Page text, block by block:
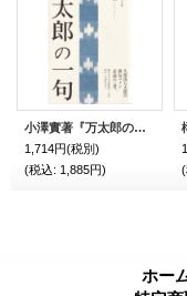
小澤實著『万太郎の一句』（まんたろうのいっく）
1,714円(税別)
(税込: 1,885円)
ホー